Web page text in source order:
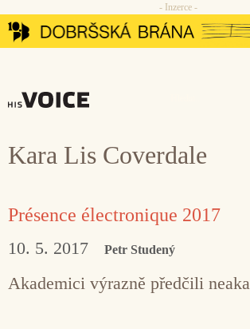
Přeskočit
na
- Inzerce -
Kara Lis Coverdale
Présence électronique 2017
10. 5. 2017 Petr Studený
Akademici výrazně předčili